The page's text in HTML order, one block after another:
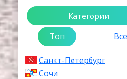
Категории
Топ
Все
Санкт-Петербург
Сочи